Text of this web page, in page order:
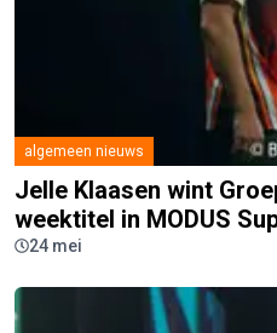
algemeen nieuws
Jelle Klaasen wint
weektitel in MODUS
24 mei